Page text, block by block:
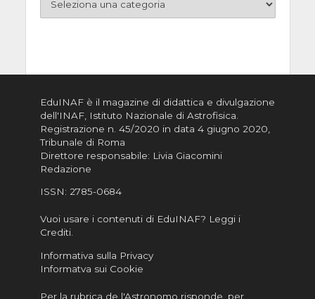
EduINAF è il magazine di didattica e divulgazione
dell'INAF, Istituto Nazionale di Astrofisica
Registrazione n. 45/2020 in data 4 giugno 2020,
Tribunale di Roma
Direttore responsabile: Livia Giacomini
Redazione
ISSN: 2785-0684
Vuoi usare i contenuti di EduINAF? Leggi i
Crediti.
Informativa sulla Privacy
Informatva sui Cookie
Per la rubrica de l'Astronomo risponde, per